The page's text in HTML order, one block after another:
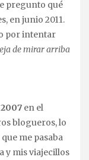
pregunto qué
en junio 2011.
por intentar
de mirar arriba
en el
blogueros, lo
me pasaba
y mis viajecillos